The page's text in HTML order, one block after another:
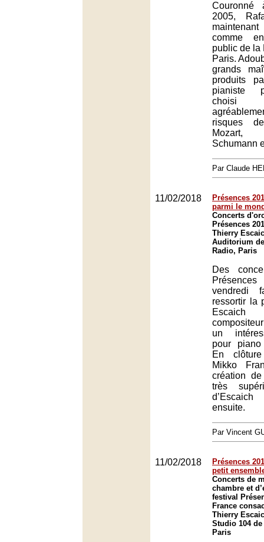
Couronné
2005,
comme
public de la
Paris.
grands
produits
pianiste
choisi
risques
Mozart,
Schumann
Par Claude
11/02/2018
Présences
parmi le
Concerts
Présences
Thierry
Auditorium
Radio, Paris
Des
vendredi
ressortir la
un
pour
En
Mikko
création
très
ensuite.
Par Vincent
11/02/2018
Présences
petit
Concerts de
chambre et
festival
France
Thierry
Studio 104
Paris